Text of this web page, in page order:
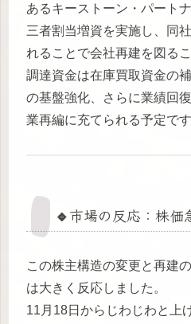
あるキーストーン・パート
三者割当増資を実施し、同
れることで会社再建を図る
調達資金は在庫買取資金の
の基盤強化、さらに業績回
業再編に充てられる予定です
🔹市場の反応：株価
この株主構造の変更と再建
は大きく反応しました。
11月18日からじわじわと上